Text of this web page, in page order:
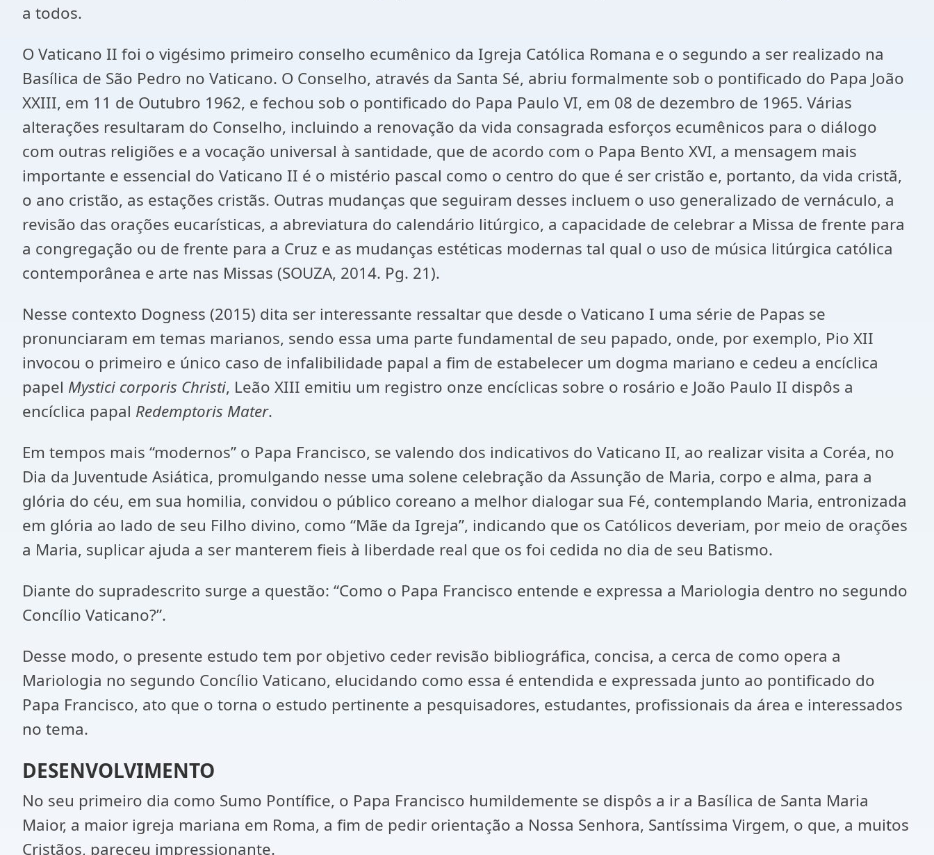
a todos.
O Vaticano II foi o vigésimo primeiro conselho ecumênico da Igreja Católica Romana e o segundo a ser realizado na
Basílica de São Pedro no Vaticano. O Conselho, através da Santa Sé, abriu formalmente sob o pontificado do Papa João
XXIII, em 11 de Outubro 1962, e fechou sob o pontificado do Papa Paulo VI, em 08 de dezembro de 1965. Várias
alterações resultaram do Conselho, incluindo a renovação da vida consagrada esforços ecumênicos para o diálogo
com outras religiões e a vocação universal à santidade, que de acordo com o Papa Bento XVI, a mensagem mais
importante e essencial do Vaticano II é o mistério pascal como o centro do que é ser cristão e, portanto, da vida cristã,
o ano cristão, as estações cristãs. Outras mudanças que seguiram desses incluem o uso generalizado de vernáculo, a
revisão das orações eucarísticas, a abreviatura do calendário litúrgico, a capacidade de celebrar a Missa de frente para
a congregação ou de frente para a Cruz e as mudanças estéticas modernas tal qual o uso de música litúrgica católica
contemporânea e arte nas Missas (SOUZA, 2014. Pg. 21).
Nesse contexto Dogness (2015) dita ser interessante ressaltar que desde o Vaticano I uma série de Papas se
pronunciaram em temas marianos, sendo essa uma parte fundamental de seu papado, onde, por exemplo, Pio XII
invocou o primeiro e único caso de infalibilidade papal a fim de estabelecer um dogma mariano e cedeu a encíclica
papel Mystici corporis Christi, Leão XIII emitiu um registro onze encíclicas sobre o rosário e João Paulo II dispôs a
encíclica papal Redemptoris Mater.
Em tempos mais “modernos” o Papa Francisco, se valendo dos indicativos do Vaticano II, ao realizar visita a Coréa, no
Dia da Juventude Asiática, promulgando nesse uma solene celebração da Assunção de Maria, corpo e alma, para a
glória do céu, em sua homilia, convidou o público coreano a melhor dialogar sua Fé, contemplando Maria, entronizada
em glória ao lado de seu Filho divino, como “Mãe da Igreja”, indicando que os Católicos deveriam, por meio de orações
a Maria, suplicar ajuda a ser manterem fieis à liberdade real que os foi cedida no dia de seu Batismo.
Diante do supradescrito surge a questão: “Como o Papa Francisco entende e expressa a Mariologia dentro no segundo
Concílio Vaticano?”.
Desse modo, o presente estudo tem por objetivo ceder revisão bibliográfica, concisa, a cerca de como opera a
Mariologia no segundo Concílio Vaticano, elucidando como essa é entendida e expressada junto ao pontificado do
Papa Francisco, ato que o torna o estudo pertinente a pesquisadores, estudantes, profissionais da área e interessados
no tema.
DESENVOLVIMENTO
No seu primeiro dia como Sumo Pontífice, o Papa Francisco humildemente se dispôs a ir a Basílica de Santa Maria
Maior, a maior igreja mariana em Roma, a fim de pedir orientação a Nossa Senhora, Santíssima Virgem, o que, a muitos
Cristãos, pareceu impressionante.